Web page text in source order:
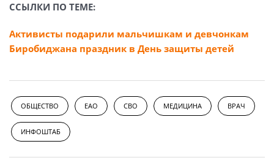
ССЫЛКИ ПО ТЕМЕ:
Активисты подарили мальчишкам и девчонкам
Биробиджана праздник в День защиты детей
ОБЩЕСТВО ЕАО СВО МЕДИЦИНА ВРАЧ
ИНФОШТАБ